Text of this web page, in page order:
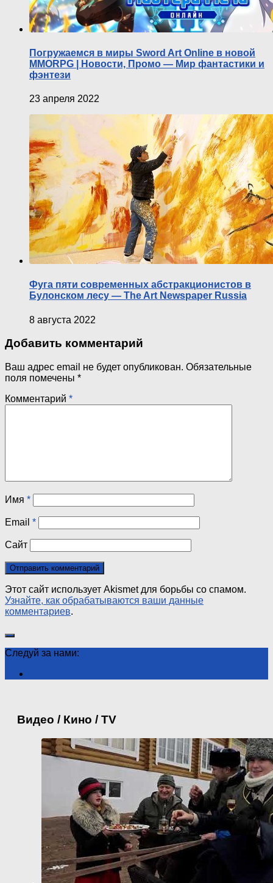
Погружаемся в миры Sword Art Online в новой
MMORPG | Новости, Промо — Мир фантастики и
фэнтези
23 апреля 2022
Фуга пяти современных абстракционистов в
Булонском лесу — The Art Newspaper Russia
8 августа 2022
Добавить комментарий
Ваш адрес email не будет опубликован. Обязательные
поля помечены *
Комментарий *
Имя *
Email *
Сайт
Этот сайт использует Akismet для борьбы со спамом.
Узнайте, как обрабатываются ваши данные
комментариев.
Следуй за нами:
Видео / Кино / TV